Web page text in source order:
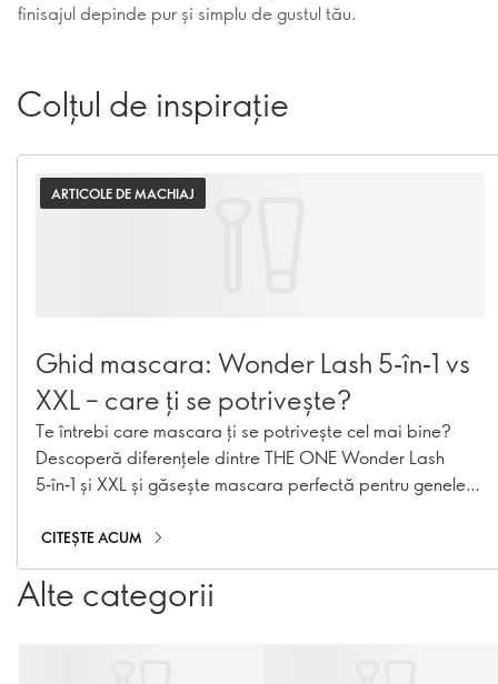
finisajul depinde pur și simplu de gustul tău.
Colțul de inspirație
ARTICOLE DE MACHIAJ
Ghid mascara: Wonder Lash 5‑în‑1 vs
XXL – care ți se potrivește?
Te întrebi care mascara ți se potrivește cel mai bine?
Descoperă diferențele dintre THE ONE Wonder Lash
5‑în‑1 și XXL și găsește mascara perfectă pentru genele
CITEȘTE ACUM
Alte categorii